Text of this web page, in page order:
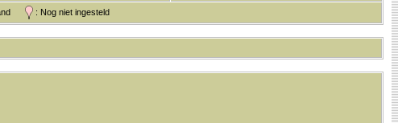
: Nog niet ingesteld